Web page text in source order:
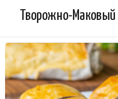
Творожно-